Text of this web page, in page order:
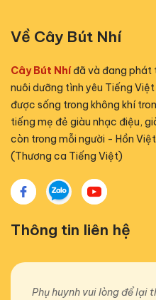
Về Cây Bút Nhí
Cây Bút Nhíđã và đang phát
nuôi dưỡng tình yêu Tiếng
được sống trong không khí
tiếng mẹ đẻ giàu nhạc điệu,
còn trong mỗi người - Hồn
(Thương ca Tiếng Việt)
Thông tin liên hệ
Phụ huynh vui lòng để lại